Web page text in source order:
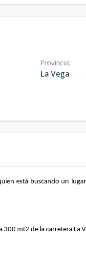
Provincia:
La Vega
está buscando un
300 mt2 de la carretera La